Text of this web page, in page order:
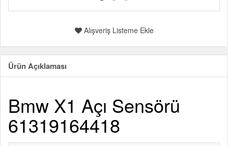
Alışveriş Listeme Ekle
Ürün Açıklaması
Bmw X1 Açı Sensörü
61319164418